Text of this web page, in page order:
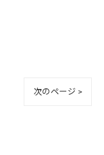
次のページ >